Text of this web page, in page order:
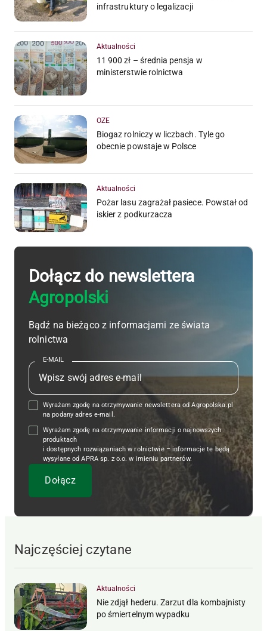
infrastruktury o legalizacji
Aktualności
11 900 zł – średnia pensja w
ministerstwie rolnictwa
OZE
Biogaz rolniczy w liczbach. Tyle go
obecnie powstaje w Polsce
Aktualności
Pożar lasu zagrażał pasiece. Powstał od
iskier z podkurzacza
Dołącz do newslettera
Agropolski
Bądź na bieżąco z informacjami ze świata
rolnictwa
E-MAIL
Wyrażam zgodę na otrzymywanie newslettera od Agropolska.pl
na podany adres e-mail.
Wyrażam zgodę na otrzymywanie informacji o najnowszych
produktach
i dostępnych rozwiązaniach w rolnictwie – informacje te będą
wysyłane od APRA sp. z o.o. w imieniu partnerów.
Najczęściej czytane
Aktualności
Nie zdjął hederu. Zarzut dla kombajnisty
po śmiertelnym wypadku